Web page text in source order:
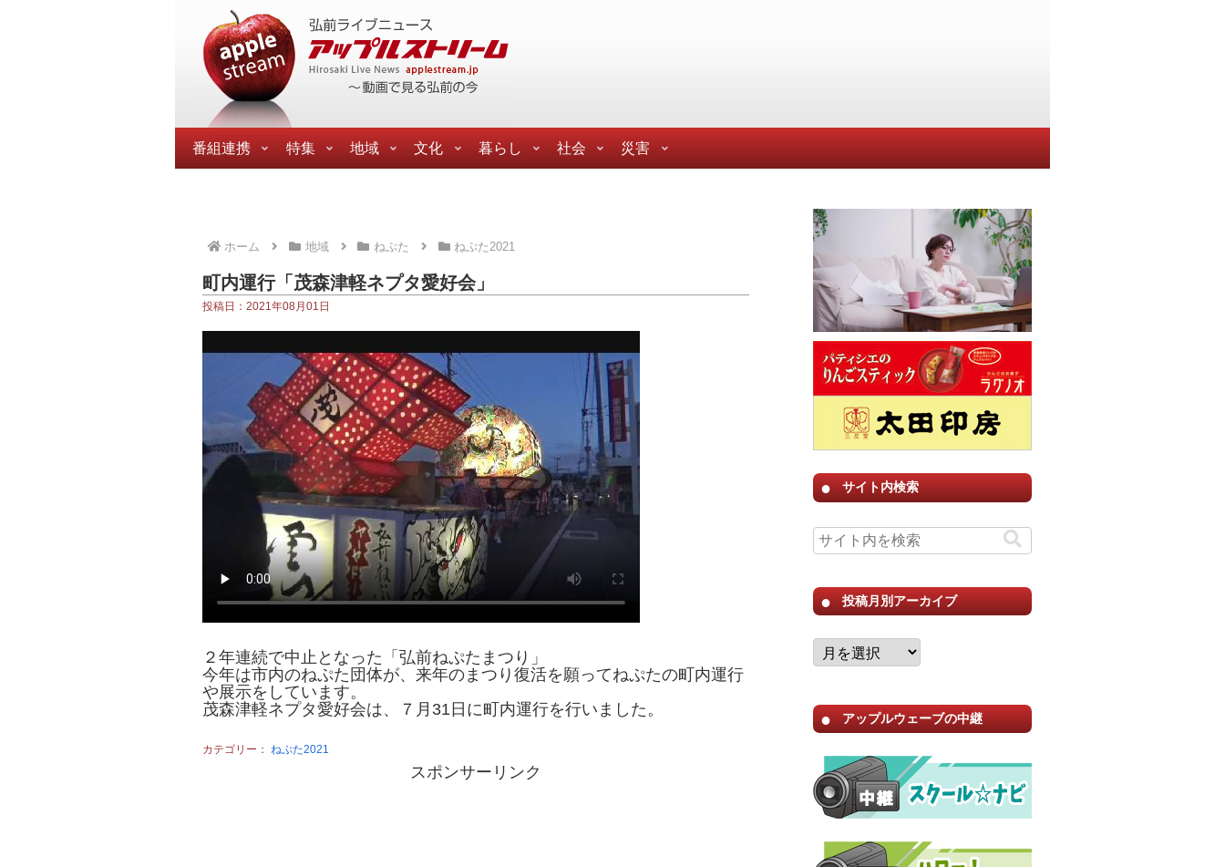
番組連携 特集 地域 文化 暮らし 社会 災害
ホーム 地域 ねぷた ねぷた2021
町内運行「茂森津軽ネプタ愛好会」
投稿日：2021年08月01日
２年連続で中止となった「弘前ねぷたまつり」
今年は市内のねぷた団体が、来年のまつり復活を願ってねぷたの町内運行
や展示をしています。
茂森津軽ネプタ愛好会は、７月31日に町内運行を行いました。
カテゴリー： ねぷた2021
スポンサーリンク
サイト内検索
投稿月別アーカイブ
アップルウェーブの中継